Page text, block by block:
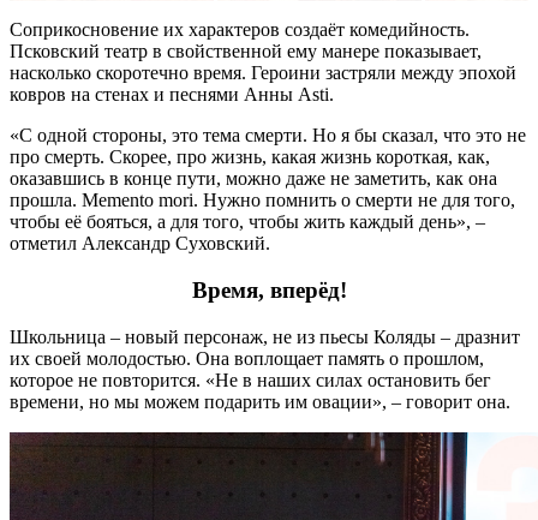
Соприкосновение их характеров создаёт комедийность.
Псковский театр в свойственной ему манере показывает,
насколько скоротечно время. Героини застряли между эпохой
ковров на стенах и песнями Анны Asti.
«С одной стороны, это тема смерти. Но я бы сказал, что это не
про смерть. Скорее, про жизнь, какая жизнь короткая, как,
оказавшись в конце пути, можно даже не заметить, как она
прошла. Memento mori. Нужно помнить о смерти не для того,
чтобы её бояться, а для того, чтобы жить каждый день», –
отметил Александр Суховский.
Время, вперёд!
Школьница – новый персонаж, не из пьесы Коляды – дразнит
их своей молодостью. Она воплощает память о прошлом,
которое не повторится. «Не в наших силах остановить бег
времени, но мы можем подарить им овации», – говорит она.